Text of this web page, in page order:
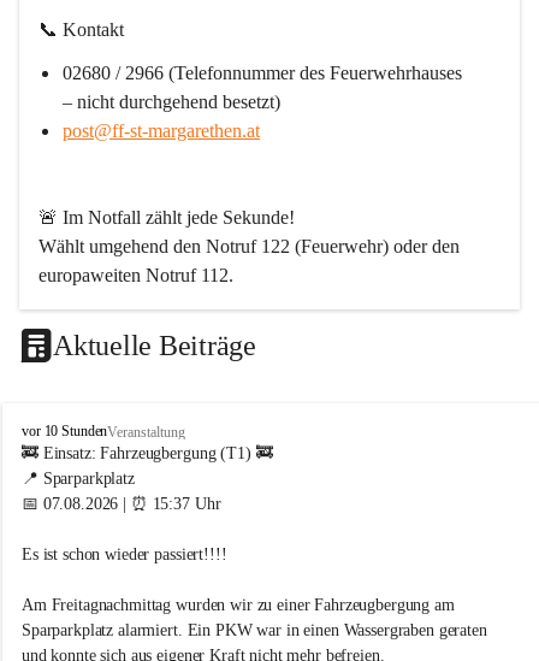
📞 Kontakt
02680 / 2966 (Telefonnummer des Feuerwehrhauses
– nicht durchgehend besetzt)
post@ff-st-margarethen.at
🚨 Im Notfall zählt jede Sekunde!
Wählt umgehend den Notruf 122 (Feuerwehr) oder den
europaweiten Notruf 112.
Werde Teil unserer Feuerwehr!
mit Sinn suchst – abwechslungsreich, spannend und aus
jeder Perspektive lehrreich – dann bist Du bei uns genau
richtig. Langeweile gibt es bei uns nicht!
dort an, wo andere erst Angebote schreiben. Dafür brauchen
wir engagierte Menschen aus allen Berufsgruppen.
Wen wir suchen
Aktuelle Beiträge
F
r
e
i
l
i
g
e
vor 10 StundenVeranstaltung
🚒 Einsatz: Fahrzeugbergung (T1) 🚒
📍 Sparparkplatz
📅 07.08.2026 | ⏰ 15:37 Uhr
Es ist schon wieder passiert!!!!
Am Freitagnachmittag wurden wir zu einer Fahrzeugbergung am
Sparparkplatz alarmiert. Ein PKW war in einen Wassergraben geraten
und konnte sich aus eigener Kraft nicht mehr befreien.